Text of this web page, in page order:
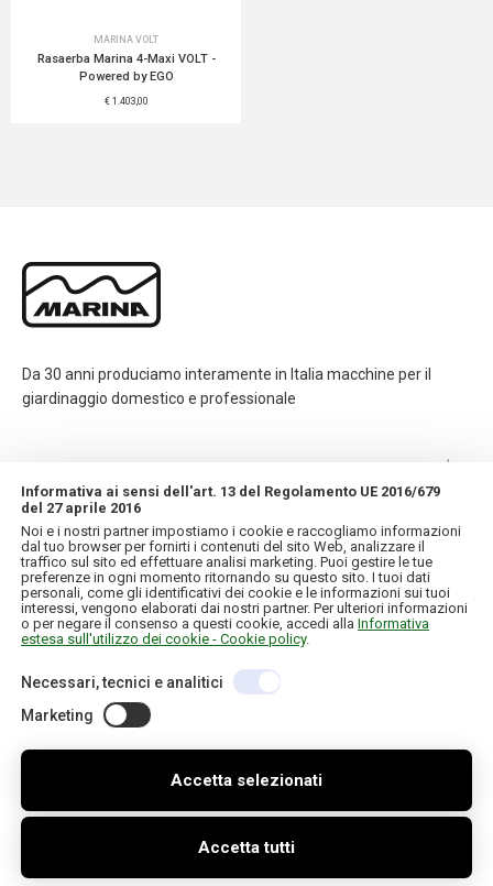
MARINA VOLT
Rasaerba Marina 4-Maxi VOLT -
Powered by EGO
€ 1.403,00
Da 30 anni produciamo interamente in Italia macchine per il
giardinaggio domestico e professionale
INFORMAZIONI
IL MIO ACCOUNT
Copyright © 2026 IT. Tutti i diritti riservati
Credits
Informativa ai sensi dell'art. 13 del Regolamento UE 2016/679
del 27 aprile 2016
Noi e i nostri partner impostiamo i cookie e raccogliamo informazioni
dal tuo browser per fornirti i contenuti del sito Web, analizzare il
traffico sul sito ed effettuare analisi marketing. Puoi gestire le tue
preferenze in ogni momento ritornando su questo sito. I tuoi dati
personali, come gli identificativi dei cookie e le informazioni sui tuoi
interessi, vengono elaborati dai nostri partner. Per ulteriori informazioni
o per negare il consenso a questi cookie, accedi alla Informativa
estesa sull'utilizzo dei cookie - Cookie policy.
Necessari, tecnici e analitici
Marketing
Accetta selezionati
Accetta tutti